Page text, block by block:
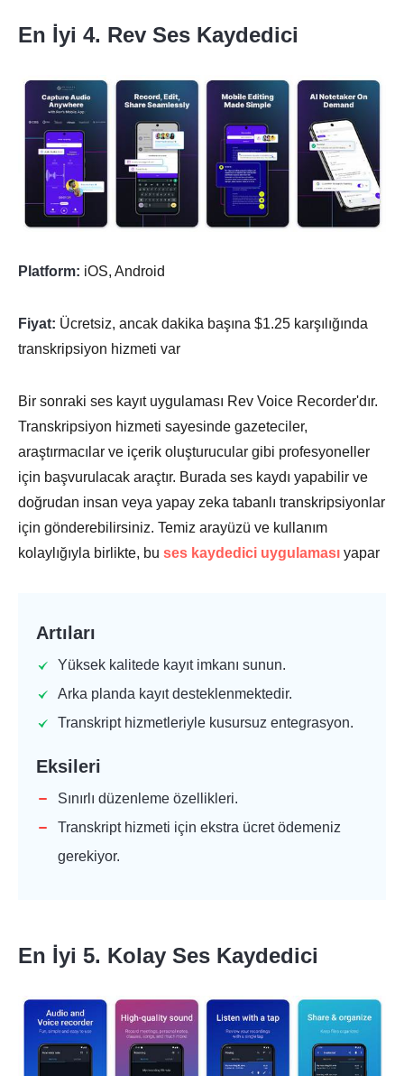
En İyi 4. Rev Ses Kaydedici
Platform: iOS, Android
Fiyat: Ücretsiz, ancak dakika başına $1.25 karşılığında
transkripsiyon hizmeti var
Bir sonraki ses kayıt uygulaması Rev Voice Recorder'dır.
Transkripsiyon hizmeti sayesinde gazeteciler,
araştırmacılar ve içerik oluşturucular gibi profesyoneller
için başvurulacak araçtır. Burada ses kaydı yapabilir ve
doğrudan insan veya yapay zeka tabanlı transkripsiyonlar
için gönderebilirsiniz. Temiz arayüzü ve kullanım
kolaylığıyla birlikte, bu ses kaydedici uygulaması yapar
Artıları
Yüksek kalitede kayıt imkanı sunun.
Arka planda kayıt desteklenmektedir.
Transkript hizmetleriyle kusursuz entegrasyon.
Eksileri
Sınırlı düzenleme özellikleri.
Transkript hizmeti için ekstra ücret ödemeniz
gerekiyor.
En İyi 5. Kolay Ses Kaydedici